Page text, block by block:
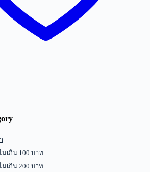
เกิน 100 บาท
เกิน 200 บาท